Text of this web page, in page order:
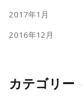
2017年1月
2016年12月
カテゴリー